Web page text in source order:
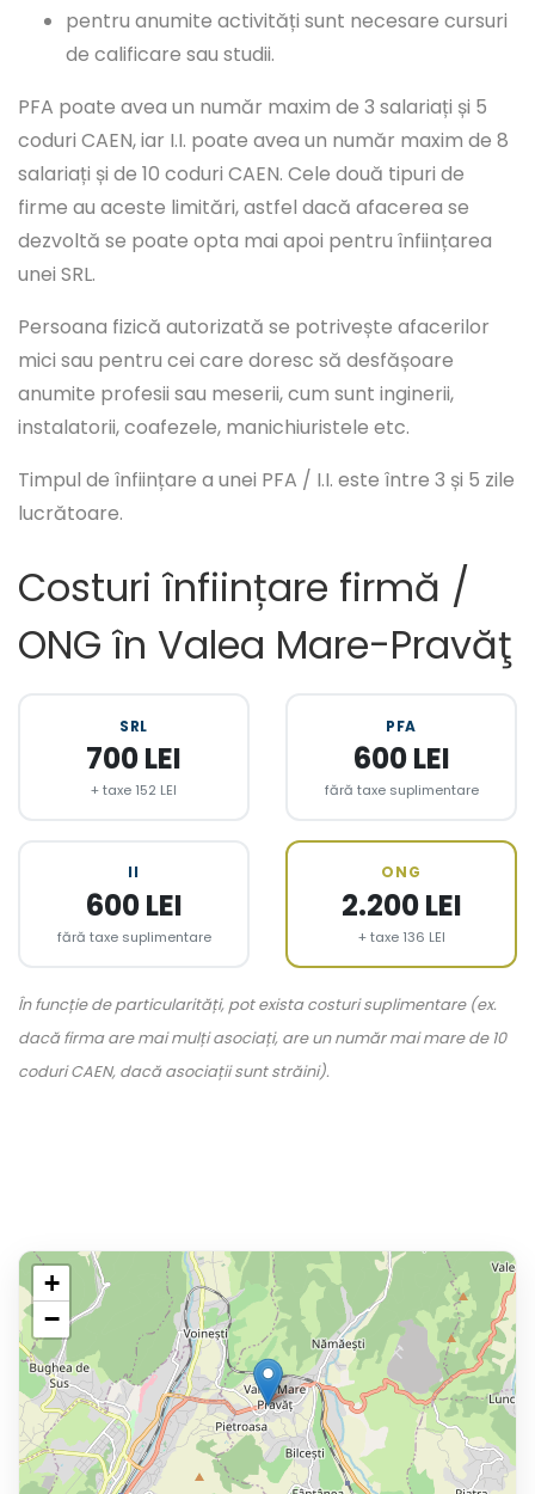
pentru anumite activități sunt necesare cursuri
de calificare sau studii.
PFA poate avea un număr maxim de 3 salariați și 5
coduri CAEN, iar I.I. poate avea un număr maxim de 8
salariați și de 10 coduri CAEN. Cele două tipuri de
firme au aceste limitări, astfel dacă afacerea se
dezvoltă se poate opta mai apoi pentru înființarea
unei SRL.
Persoana fizică autorizată se potrivește afacerilor
mici sau pentru cei care doresc să desfășoare
anumite profesii sau meserii, cum sunt inginerii,
instalatorii, coafezele, manichiuristele etc.
Timpul de înființare a unei PFA / I.I. este între 3 și 5 zile
lucrătoare.
Costuri înființare firmă /
ONG în Valea Mare-Pravăţ
SRL
700 LEI
+ taxe 152 LEI
PFA
600 LEI
fără taxe suplimentare
II
600 LEI
fără taxe suplimentare
ONG
2.200 LEI
+ taxe 136 LEI
În funcție de particularități, pot exista costuri suplimentare (ex.
dacă firma are mai mulți asociați, are un număr mai mare de 10
coduri CAEN, dacă asociații sunt străini).
+
−